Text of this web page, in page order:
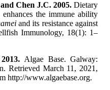
Chen J.C. 2005. Dietary
the immune ability
and its resistance against
Immunology, 18(1): 1–
Algae Base. Galway:
Retrieved March 11, 2021,
http://www.algaebase.org.